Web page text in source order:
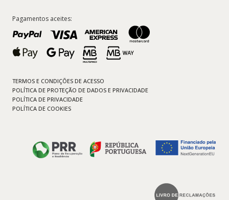
Pagamentos aceites:
TERMOS E CONDIÇÕES DE ACESSO
POLÍTICA DE PROTEÇÃO DE DADOS E PRIVACIDADE
POLÍTICA DE PRIVACIDADE
POLÍTICA DE COOKIES